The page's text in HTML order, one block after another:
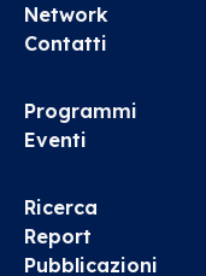
Network
Contatti
Programmi
Eventi
Ricerca
Report
Pubblicazioni